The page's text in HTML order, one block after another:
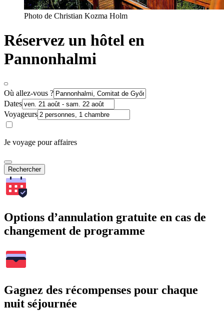
Photo de Christian Kozma Holm
Réservez un hôtel en
Pannonhalmi
Où allez-vous ?
Dates
Voyageurs
Je voyage pour affaires
Rechercher
Options d’annulation gratuite en cas de
changement de programme
Gagnez des récompenses pour chaque
nuit séjournée